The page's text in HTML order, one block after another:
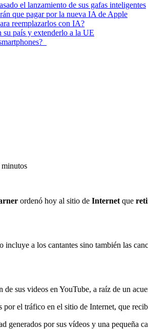
el lanzamiento de sus gafas inteligentes
que pagar por la nueva IA de Apple
reemplazarlos con IA?
su país y extenderlo a la UE
minutos
ordenó hoy al sitio de Internet que
incluye a los cantantes sino también las
sus videos en YouTube, a raíz de un
el tráfico en el sitio de Internet, que
por sus vídeos y una pequeña